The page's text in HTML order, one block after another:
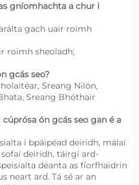
gníomhachta a chur i
gach uair roimh
roimh sheoladh;
gcás seo?
Sreang Nilón,
Sreang Bhóthair
ón gcás seo gan é a
i bpáipéad deiridh, málaí
deiridh, táirgí ard-
déanta as fíorfhaidrín
neart ard. Tá sé ar an